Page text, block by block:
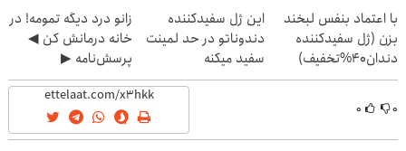
با اعتماد بنفس لبخند
بزن (ژل سفیدکننده
دندان40%تخفیف)
این ژل سفیدکننده
دندوناتو در حد لمینت
سفید میکنه
(40%تخفیف)
زانو درد دیگه تمومه! در
خانه درمانش کن ◀
پرسش‌نامه ▶
۰ ۰